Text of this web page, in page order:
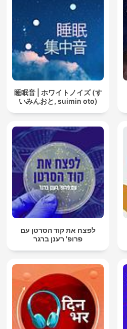
睡眠音 | ホワイトノイズ (す
いみんおと, suimin oto)
לפצח את קוד הסרטן עם
פרופ' רענן ברגר